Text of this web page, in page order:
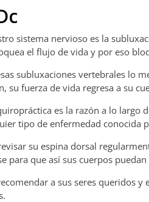
sistema nervioso es la
el flujo de vida y por eso
subluxaciones vertebrales lo
su fuerza de vida regresa a su
es la razón a lo
tipo de enfermedad conocida
su espina dorsal
para que así sus cuerpos
a sus seres queridos